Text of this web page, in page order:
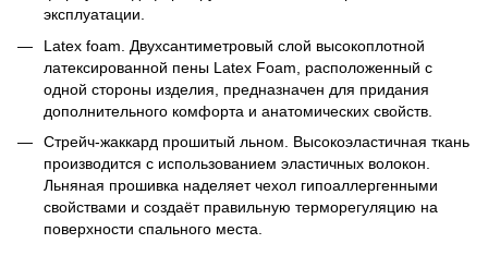
эксплуатации.
Latex foam. Двухсантиметровый слой высокоплотной
латексированной пены Latex Foam, расположенный с
одной стороны изделия, предназначен для придания
дополнительного комфорта и анатомических свойств.
Стрейч-жаккард прошитый льном. Высокоэластичная ткань
производится с использованием эластичных волокон.
Льняная прошивка наделяет чехол гипоаллергенными
свойствами и создаёт правильную терморегуляцию на
поверхности спального места.